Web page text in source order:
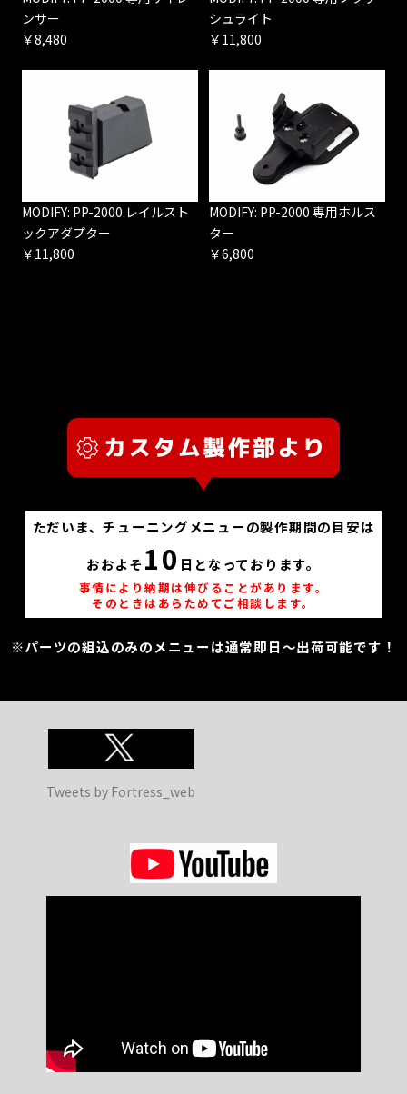
ンサー
￥8,480
シュライト
￥11,800
MODIFY: PP-2000 レイルスト
ックアダプター
￥11,800
MODIFY: PP-2000 専用ホルス
ター
￥6,800
ただいま、チューニングメニューの製作期間の目安は
おおよそ 10 日となっております。
事情により納期は伸びることがあります。
そのときはあらためてご相談します。
※パーツの組込のみのメニューは通常即日～出荷可能です！
Tweets by Fortress_web